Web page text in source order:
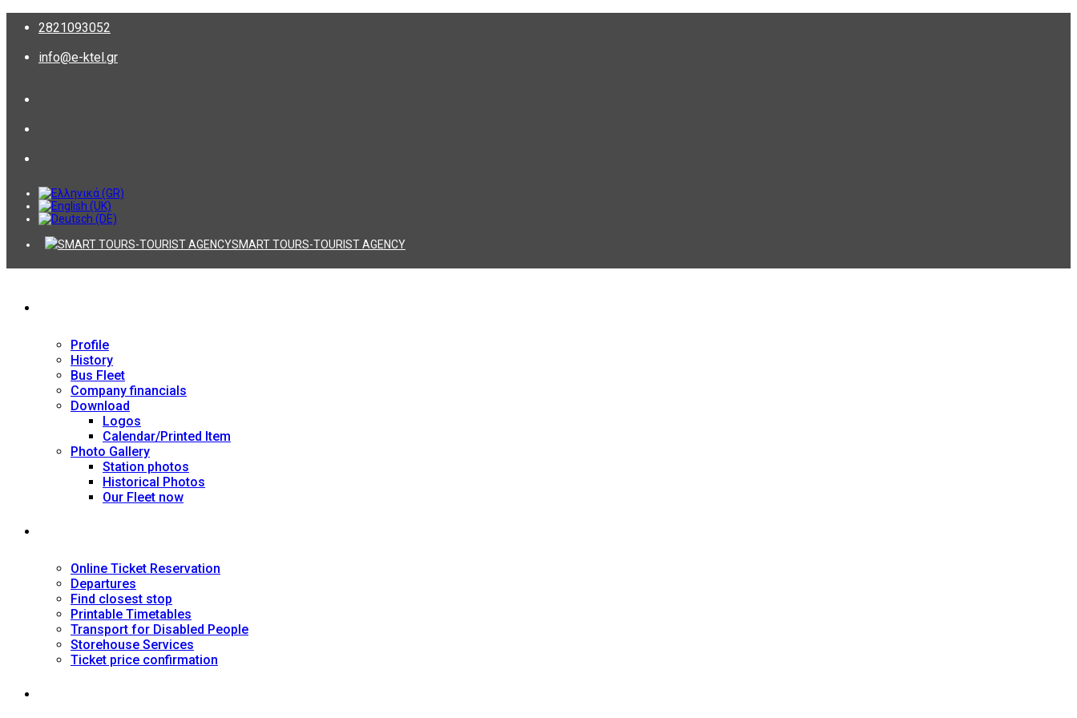
2821093052
info@e-ktel.gr
SMART TOURS-TOURIST AGENCY
Profile
History
Bus Fleet
Company financials
Download
Logos
Calendar/Printed Item
Photo Gallery
Station photos
Historical Photos
Our Fleet now
Online Ticket Reservation
Departures
Find closest stop
Printable Timetables
Transport for Disabled People
Storehouse Services
Ticket price confirmation